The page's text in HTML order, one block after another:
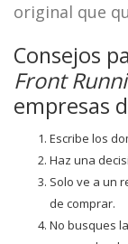
original que
Consejos
Front
empresas
Escribe los
Haz una
Solo ve a un
de comprar.
No busques